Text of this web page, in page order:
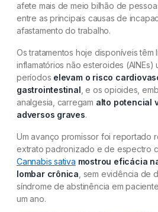
afete mais de meio bilhão de
entre as principais causas de
afastamento do trabalho.
Os tratamentos hoje disponíveis têm
inflamatórios não esteroides
períodos elevam o risco
gastrointestinal , e os opioides,
analgesia, carregam alto potencial
adversos graves.
Um avanço promissor foi reportado
extrato padronizado e de espectro
Cannabis sativa mostrou eficácia
lombar crônica , sem evidência de
síndrome de abstinência em
um ano.